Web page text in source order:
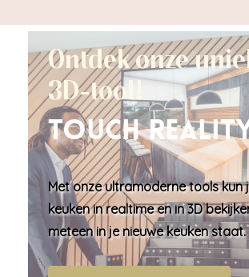
Ontdek onze
3D-tool!
Touch
Met onze ultramoderne tools kun
keuken inrealtime en in 3D
meteen in je nieuwe keuken staat.